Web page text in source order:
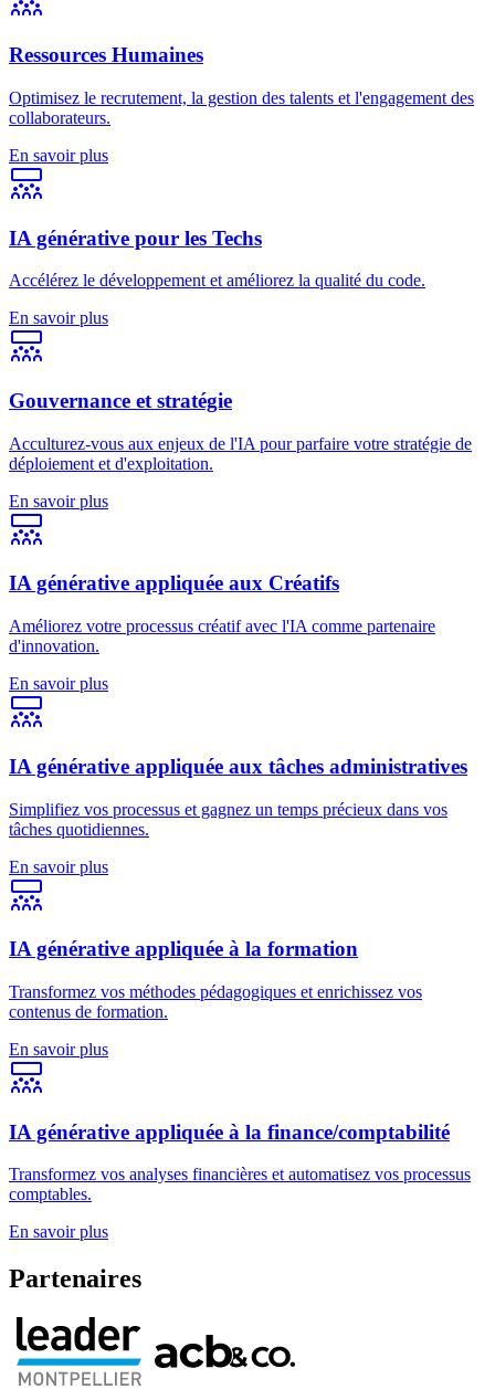
Ressources Humaines
Optimisez le recrutement, la gestion des talents et l'engagement des
collaborateurs.
En savoir plus
IA générative pour les Techs
Accélérez le développement et améliorez la qualité du code.
En savoir plus
Gouvernance et stratégie
Acculturez-vous aux enjeux de l'IA pour parfaire votre stratégie de
déploiement et d'exploitation.
En savoir plus
IA générative appliquée aux Créatifs
Améliorez votre processus créatif avec l'IA comme partenaire
d'innovation.
En savoir plus
IA générative appliquée aux tâches administratives
Simplifiez vos processus et gagnez un temps précieux dans vos
tâches quotidiennes.
En savoir plus
IA générative appliquée à la formation
Transformez vos méthodes pédagogiques et enrichissez vos
contenus de formation.
En savoir plus
IA générative appliquée à la finance/comptabilité
Transformez vos analyses financières et automatisez vos processus
comptables.
En savoir plus
Partenaires